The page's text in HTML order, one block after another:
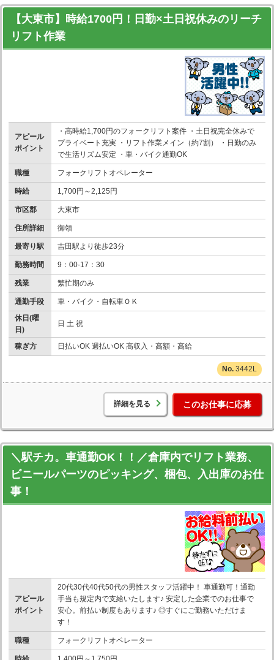
【大東市】時給1700円！日勤×土日祝休みのリーチ
リフト作業
アピール
ポイント
・高時給1,700円のフォークリフト案件 ・土日祝完全休みで
プライベート充実 ・リフト作業メイン（約7割） ・日勤のみ
で生活リズム安定 ・車・バイク通勤OK
職種 フォークリフトオペレーター
時給 1,700円～2,125円
市区郡 大東市
住所詳細 御領
最寄り駅 吉田駅より徒歩23分
勤務時間 9：00-17：30
残業 繁忙期のみ
通勤手段
車・バイク・自転車ＯＫ
休日(曜
日)
日 土 祝
稼ぎ方 日払いOK 週払いOK 高収入・高額・高給
3442L
詳細を見る このお仕事に応募
＼駅チカ。車通勤OK！！／倉庫内でリフト業務、
ビニールパーツのピッキング、梱包、入出庫のお仕
事！
アピール
ポイント
20代30代40代50代の男性スタッフ活躍中！ 車通勤可！通勤
手当も規定内で支給いたします♪ 安定した企業でのお仕事で
安心。前払い制度もあります♪ ◎すぐにご勤務いただけま
す！
職種 フォークリフトオペレーター